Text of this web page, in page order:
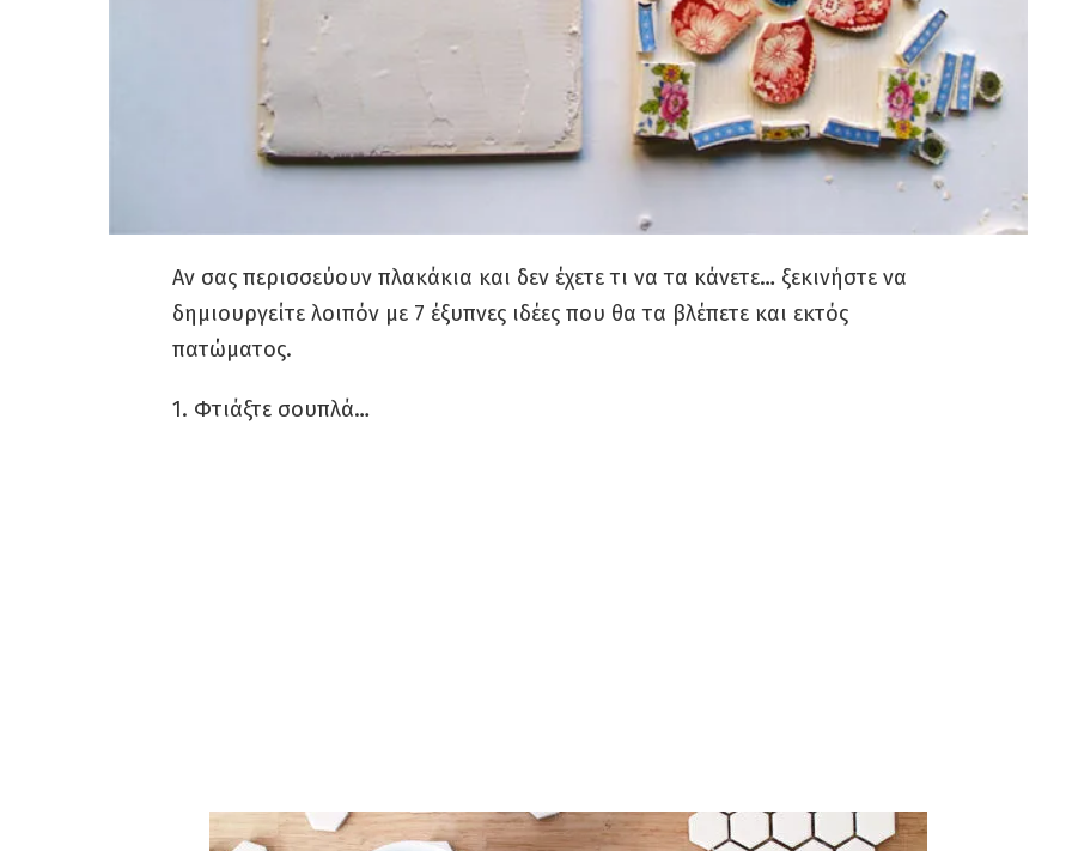
Αν σας περισσεύουν πλακάκια και δεν έχετε τι να τα κάνετε… ξεκινήστε να
δημιουργείτε λοιπόν με 7 έξυπνες ιδέες που θα τα βλέπετε και εκτός
πατώματος.
1. Φτιάξτε σουπλά…